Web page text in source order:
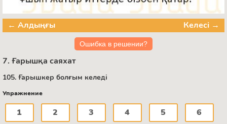
← Алдыңғы Келесі →
Ошибка в решении?
7. Ғарышқа саяхат
105. Ғарышкер болғым келеді
Упражнение
1 2 3 4 5 6